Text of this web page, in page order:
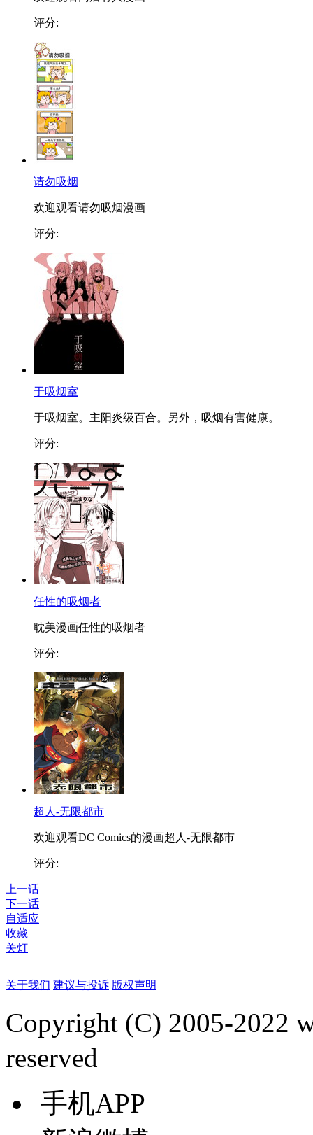
评分:
请勿吸烟
欢迎观看请勿吸烟漫画
评分:
于吸烟室
于吸烟室。主阳炎级百合。另外，吸烟有害健康。
评分:
任性的吸烟者
耽美漫画任性的吸烟者
评分:
超人-无限都市
欢迎观看DC Comics的漫画超人-无限都市
评分:
上一话
下一话
自适应
收藏
关灯
关于我们 建议与投诉 版权声明
Copyright (C) 2005-2022
reserved
手机APP